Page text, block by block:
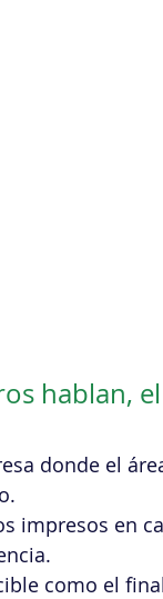
hablan,
donde el
impresos en
como el